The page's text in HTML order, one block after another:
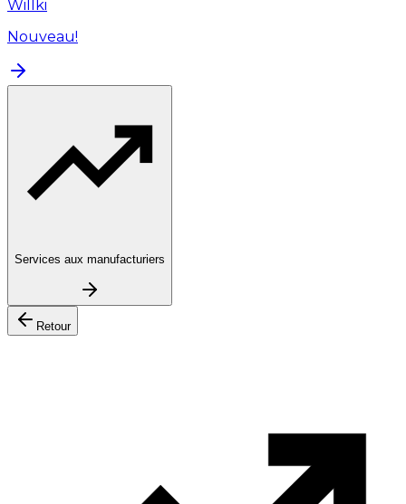
Willki
Nouveau!
Services aux manufacturiers
Retour